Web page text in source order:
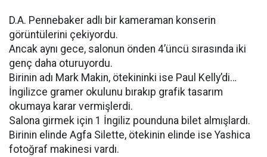
D.A. Pennebaker adlı bir kameraman konserin
görüntülerini çekiyordu.
Ancak aynı gece, salonun önden 4’üncü sırasında iki
genç daha oturuyordu.
Birinin adı Mark Makin, ötekininki ise Paul Kelly’di…
İngilizce gramer okulunu bırakıp grafik tasarım
okumaya karar vermişlerdi.
Salona girmek için 1 İngiliz pounduna bilet almışlardı.
Birinin elinde Agfa Silette, ötekinin elinde ise Yashica
fotoğraf makinesi vardı.